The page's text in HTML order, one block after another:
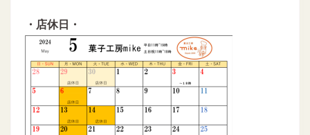
・店休日・